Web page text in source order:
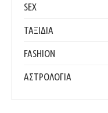
SEX
ΤΑΞΙΔΙΑ
FASHION
ΑΣΤΡΟΛΟΓΙΑ